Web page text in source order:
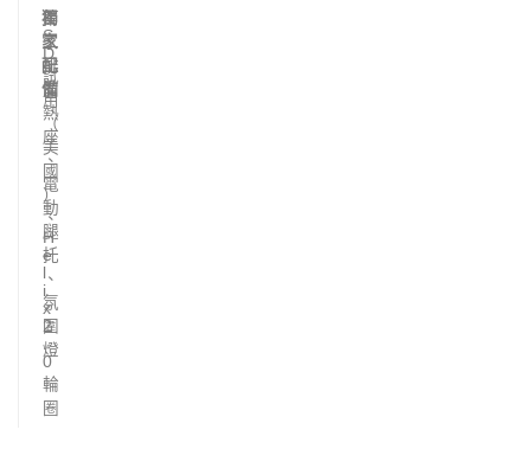
獨
家
配
備
第
二
排
加
熱
座
、
電
動
腿
托
、
氛
圍
燈
F
S
D
試
用
（
美
國
）
、
H
e
i
x
2
.
0
輪
圈